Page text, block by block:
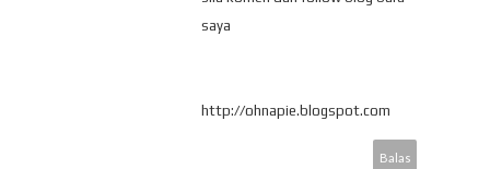
saya
http://ohnapie.blogspot.com
Balas